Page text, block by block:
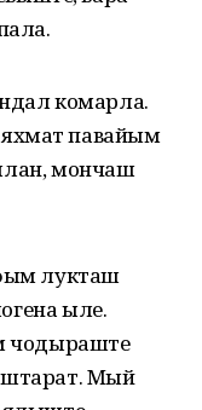
комарла.
павайым
мончаш
лукташ
ыле.
чодыраште
Мый